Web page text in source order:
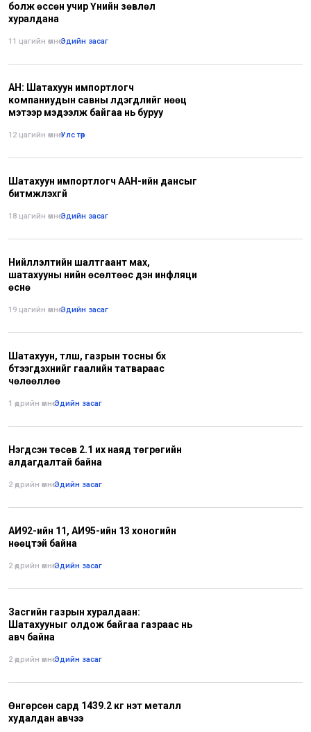
болж өссөн учир Үнийн зөвлөл
хуралдана
11 цагийн өмнө•Эдийн засаг
АН: Шатахуун импортлогч
компаниудын савны үлдэгдлийг нөөц
мэтээр мэдээлж байгаа нь буруу
12 цагийн өмнө•Улс төр
Шатахуун импортлогч ААН-ийн дансыг
битүүмжлэхгүй
18 цагийн өмнө•Эдийн засаг
Нийлүүлэлтийн шалтгаант мах,
шатахууны үнийн өсөлтөөс үүдэн инфляци
өснө
19 цагийн өмнө•Эдийн засаг
Шатахуун, түлш, газрын тосны бүх
бүтээгдэхүүнийг гаалийн татвараас
чөлөөллөө
1 өдрийн өмнө•Эдийн засаг
Нэгдсэн төсөв 2.1 их наяд төгрөгийн
алдагдалтай байна
2 өдрийн өмнө•Эдийн засаг
АИ92-ийн 11, АИ95-ийн 13 хоногийн
нөөцтэй байна
2 өдрийн өмнө•Эдийн засаг
Засгийн газрын хуралдаан:
Шатахууныг олдож байгаа газраас нь
авч байна
2 өдрийн өмнө•Эдийн засаг
Өнгөрсөн сард 1439.2 кг үнэт металл
худалдан авчээ